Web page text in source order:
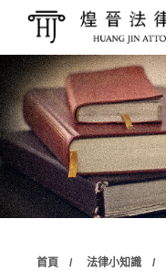
首頁 法律小知識